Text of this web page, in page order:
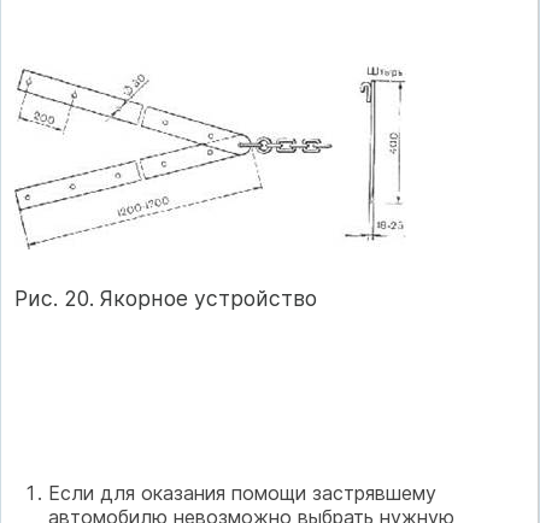
Рис. 20. Якорное устройство
Если для оказания помощи застрявшему
автомобилю невозможно выбрать нужную